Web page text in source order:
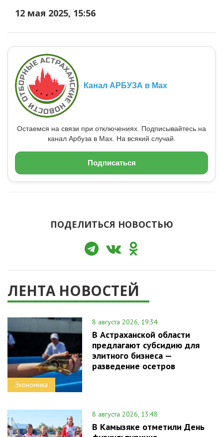
12 мая 2025, 15:56
Канал АРБУЗА в Max
Остаемся на связи при отключениях. Подписывайтесь на
канал Арбуза в Max. На всякий случай.
Подписаться
ПОДЕЛИТЬСЯ НОВОСТЬЮ
ЛЕНТА НОВОСТЕЙ
Экономика
8 августа 2026, 19:34
В Астраханской области
предлагают субсидию для
элитного бизнеса —
разведение осетров
8 августа 2026, 13:48
В Камызяке отметили День